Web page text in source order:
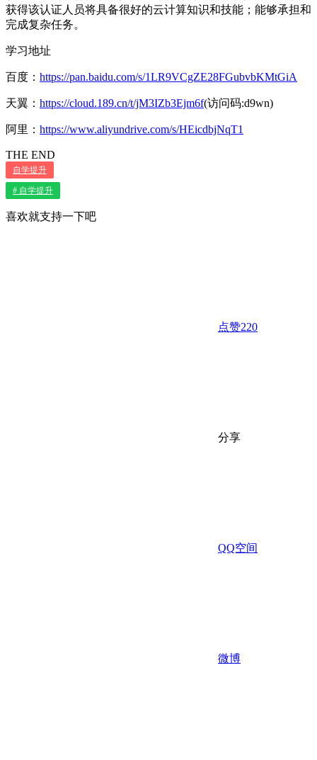
获得该认证人员将具备很好的云计算知识和技能；能够承担和
完成复杂任务。
学习地址
百度： https://pan.baidu.com/s/1LR9VCgZE28FGubvbKMtGiA
天翼： https://cloud.189.cn/t/jM3IZb3Ejm6f(访问码:d9wn)
阿里： https://www.aliyundrive.com/s/HEicdbjNqT1
THE END
自学提升
# 自学提升
喜欢就支持一下吧
点赞220
分享
QQ空间
微博